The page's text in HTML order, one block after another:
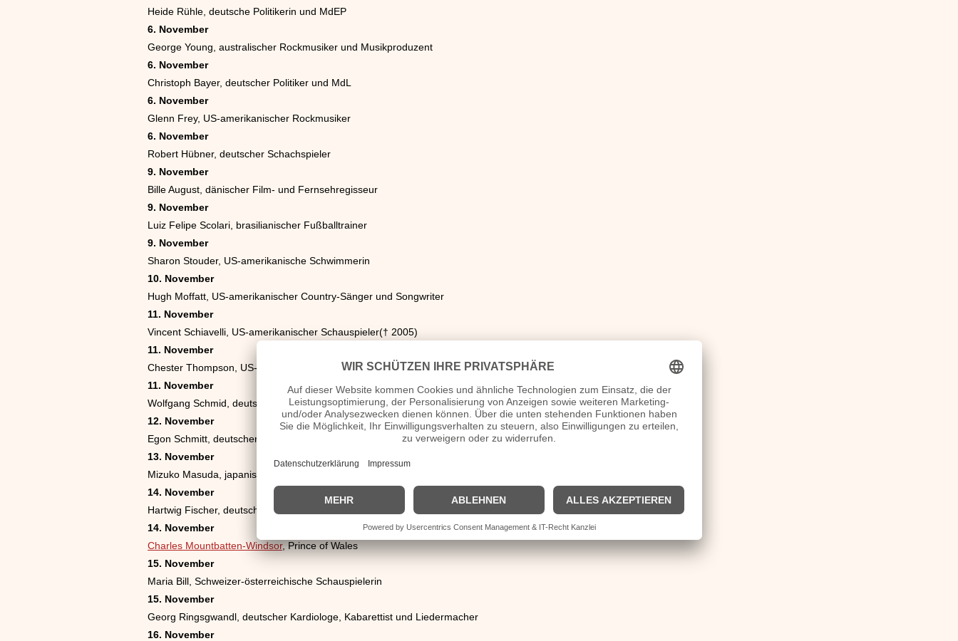
Heide Rühle, deutsche Politikerin und MdEP
6. November
George Young, australischer Rockmusiker und Musikproduzent
6. November
Christoph Bayer, deutscher Politiker und MdL
6. November
Glenn Frey, US-amerikanischer Rockmusiker
6. November
Robert Hübner, deutscher Schachspieler
9. November
Bille August, dänischer Film- und Fernsehregisseur
9. November
Luiz Felipe Scolari, brasilianischer Fußballtrainer
9. November
Sharon Stouder, US-amerikanische Schwimmerin
10. November
Hugh Moffatt, US-amerikanischer Country-Sänger und Songwriter
11. November
Vincent Schiavelli, US-amerikanischer Schauspieler(† 2005)
11. November
Chester Thompson, US-amerikanischer Schlagzeuger
11. November
Wolfgang Schmid, deutscher Bassgitarrist, Komponist und Produzent
12. November
Egon Schmitt, deutscher Fußballspieler
13. November
Mizuko Masuda, japanische Schriftstellerin
14. November
Hartwig Fischer, deutscher Politiker
14. November
Charles Mountbatten-Windsor, Prince of Wales
15. November
Maria Bill, Schweizer-österreichische Schauspielerin
15. November
Georg Ringsgwandl, deutscher Kardiologe, Kabarettist und Liedermacher
16. November